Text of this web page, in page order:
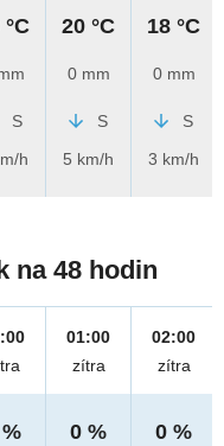
S
h
20 °C
0 mm
S
5 km/h
18 °C
0 mm
S
3 km/h
na 48 hodin
01:00
zítra
0 %
02:00
zítra
0 %